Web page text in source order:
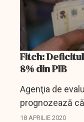
Fitch:
8% din PIB
Agenţia de
prognozează
României se va
18 APRILIE 2020